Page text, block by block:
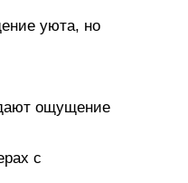
уюта, но
ощущение
с